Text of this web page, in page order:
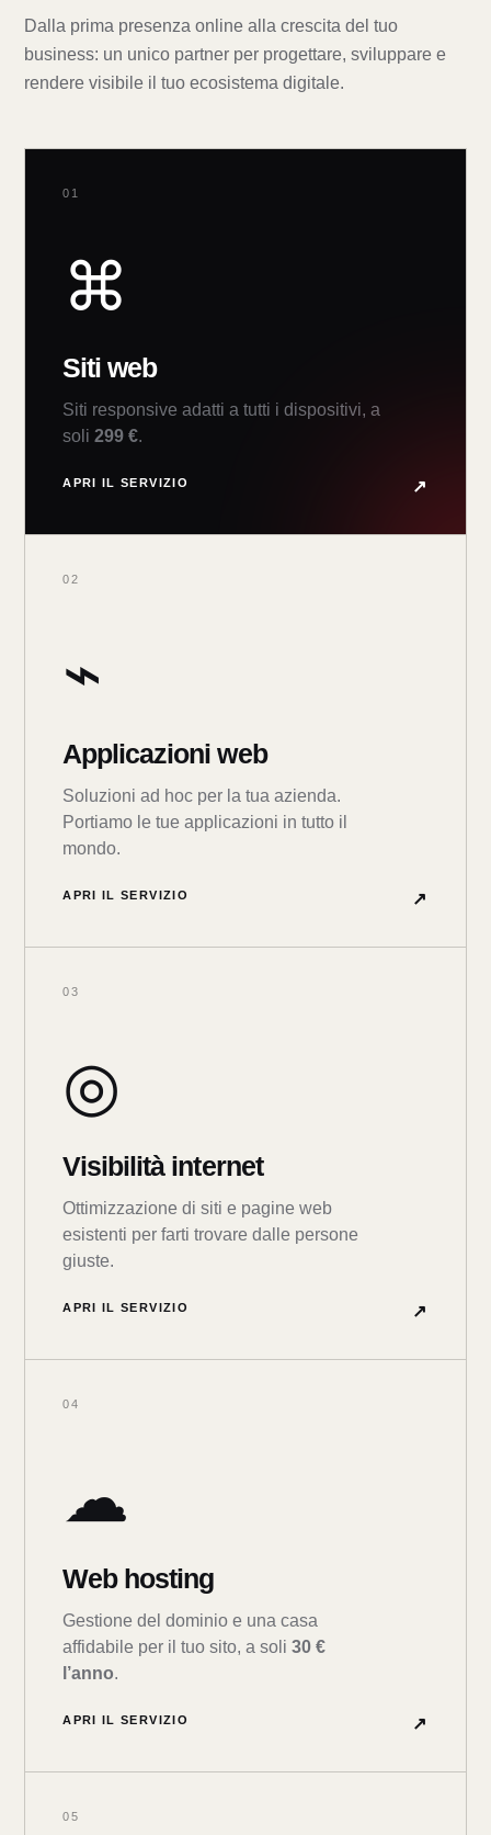
Dalla prima presenza online alla crescita del tuo
business: un unico partner per progettare, sviluppare e
rendere visibile il tuo ecosistema digitale.
01
⌘
Siti web
Siti responsive adatti a tutti i dispositivi, a
soli299 €.
APRI IL SERVIZIO ↗
02
⌁
Applicazioni web
Soluzioni ad hoc per la tua azienda.
Portiamo le tue applicazioni in tutto il
mondo.
APRI IL SERVIZIO ↗
03
◎
Visibilità internet
Ottimizzazione di siti e pagine web
esistenti per farti trovare dalle persone
giuste.
APRI IL SERVIZIO ↗
04
☁
Web hosting
Gestione del dominio e una casa
affidabile per il tuo sito, a soli30 €
l’anno.
APRI IL SERVIZIO ↗
05